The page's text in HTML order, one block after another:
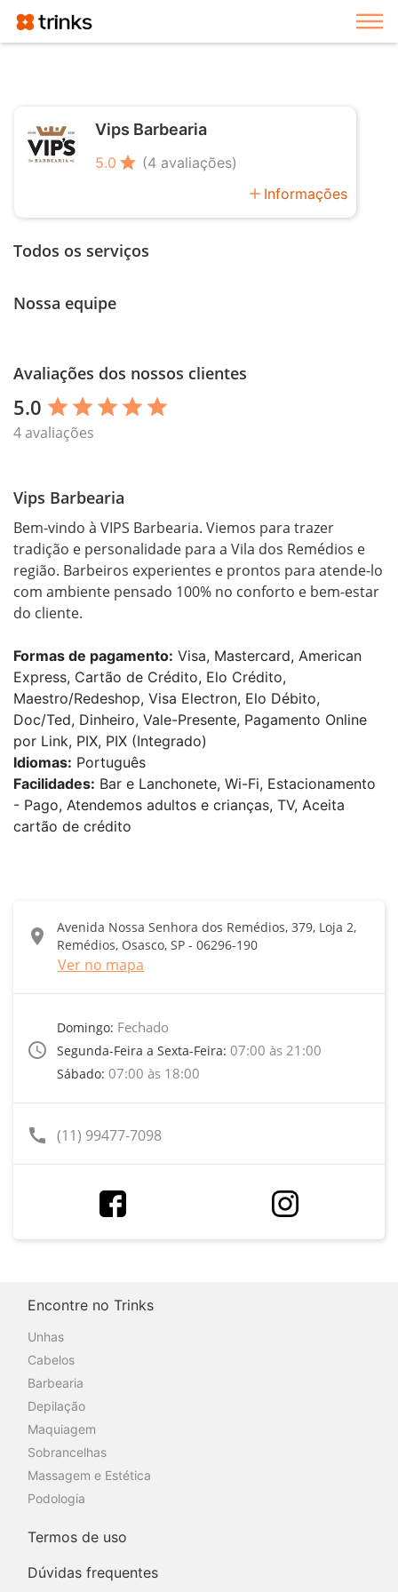
Vips Barbearia
5.0 star (4 avaliações)
add Informações
Todos os serviços
Nossa equipe
Avaliações dos nossos clientes
5.0 star star star star star
4 avaliações
Vips Barbearia
Bem-vindo à VIPS Barbearia. Viemos para trazer
tradição e personalidade para a Vila dos Remédios e
região. Barbeiros experientes e prontos para atende-lo
com ambiente pensado 100% no conforto e bem-estar
do cliente.
Formas de pagamento: Visa, Mastercard, American
Express, Cartão de Crédito, Elo Crédito,
Maestro/Redeshop, Visa Electron, Elo Débito,
Doc/Ted, Dinheiro, Vale-Presente, Pagamento Online
por Link, PIX, PIX (Integrado)
Idiomas: Português
Facilidades: Bar e Lanchonete, Wi-Fi, Estacionamento
- Pago, Atendemos adultos e crianças, TV, Aceita
cartão de crédito
location_on
Avenida Nossa Senhora dos Remédios, 379, Loja 2,
Remédios, Osasco, SP - 06296-190
Ver no mapa
access_time
Domingo: Fechado
Segunda-Feira a Sexta-Feira: 07:00 às 21:00
Sábado: 07:00 às 18:00
call (11) 99477-7098
Encontre no Trinks
Unhas
Cabelos
Barbearia
Depilação
Maquiagem
Sobrancelhas
Massagem e Estética
Podologia
Termos de uso
Dúvidas frequentes